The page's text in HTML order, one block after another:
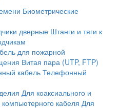
Биометрические
дверные Штанги и тяги к
для пожарной
Витая пара (UTP, FTP)
кабель Телефонный
Для коаксиального и
кабеля Для